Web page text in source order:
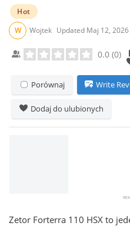
Hot
W
Wojtek Updated Maj 12, 2026
0.0 (0)
Porównaj Write
Dodaj do ulubionych
Zetor Forterra 110 HSX to